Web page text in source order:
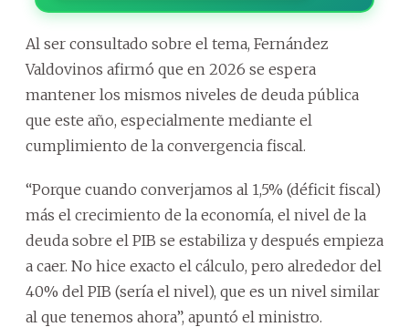
Al ser consultado sobre el tema, Fernández
Valdovinos afirmó que en 2026 se espera
mantener los mismos niveles de deuda pública
que este año, especialmente mediante el
cumplimiento de la convergencia fiscal.
“Porque cuando converjamos al 1,5% (déficit fiscal)
más el crecimiento de la economía, el nivel de la
deuda sobre el PIB se estabiliza y después empieza
a caer. No hice exacto el cálculo, pero alrededor del
40% del PIB (sería el nivel), que es un nivel similar
al que tenemos ahora”, apuntó el ministro.